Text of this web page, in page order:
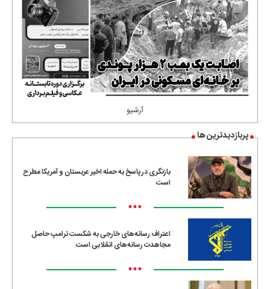
آرشیو
پربازدیدترین ها
بازنگری در پاسخ به حمله اخیر عربستان و آمریکا مطرح
است
•••
اعتراف رسانه‌های خارجی به شکست ترامپ حاصل
مجاهدت رسانه‌های انقلابی است
•••